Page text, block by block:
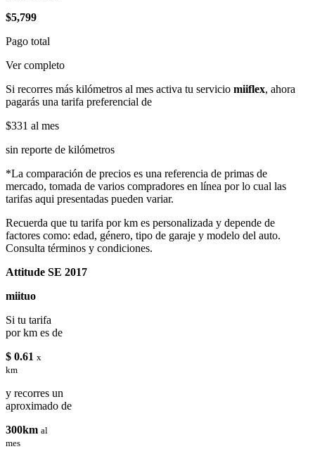
$5,799
Pago total
Ver completo
Si recorres más kilómetros al mes activa tu servicio miiflex, ahora
pagarás una tarifa preferencial de
$331 al mes
sin reporte de kilómetros
*La comparación de precios es una referencia de primas de
mercado, tomada de varios compradores en línea por lo cual las
tarifas aqui presentadas pueden variar.
Recuerda que tu tarifa por km es personalizada y depende de
factores como: edad, género, tipo de garaje y modelo del auto.
Consulta términos y condiciones.
Attitude SE 2017
miituo
Si tu tarifa
por km es de
$ 0.61 x
km
y recorres un
aproximado de
300km al
mes